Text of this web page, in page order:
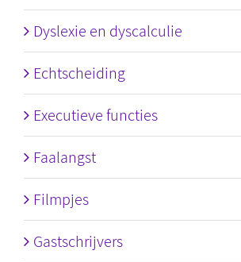
Dyslexie en dyscalculie
Echtscheiding
Executieve functies
Faalangst
Filmpjes
Gastschrijvers